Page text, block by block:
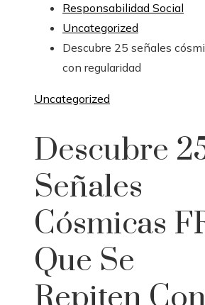
Responsabilidad Social
Uncategorized
Descubre 25 señales
con regularidad
Uncategorized
Descubre
Señales
Cósmicas
Que Se